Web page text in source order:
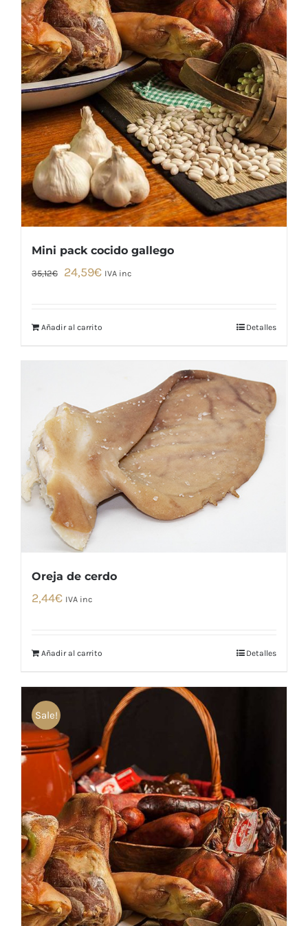
Mini pack cocido gallego
35,12€
El
era:
24,59€El
es:
IVA inc
Añadir al carrito Detalles
Oreja de cerdo
2,44€ IVA inc
Añadir al carrito Detalles
Sale!